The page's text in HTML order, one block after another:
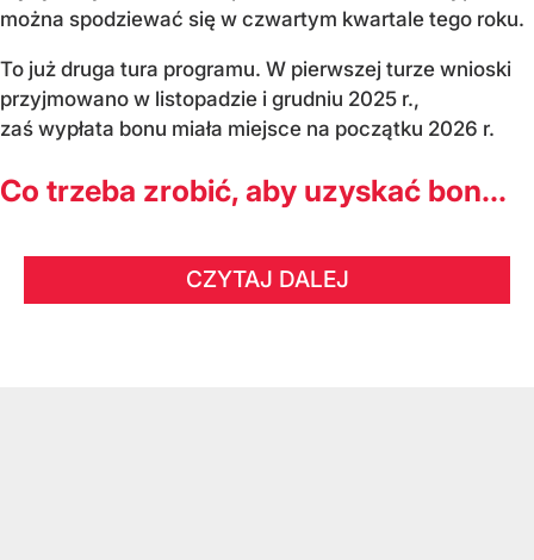
można spodziewać się w czwartym kwartale tego roku.
To już druga tura programu. W pierwszej turze wnioski
przyjmowano w listopadzie i grudniu 2025 r.,
zaś wypłata bonu miała miejsce na początku 2026 r.
Co trzeba zrobić, aby uzyskać bon...
CZYTAJ DALEJ